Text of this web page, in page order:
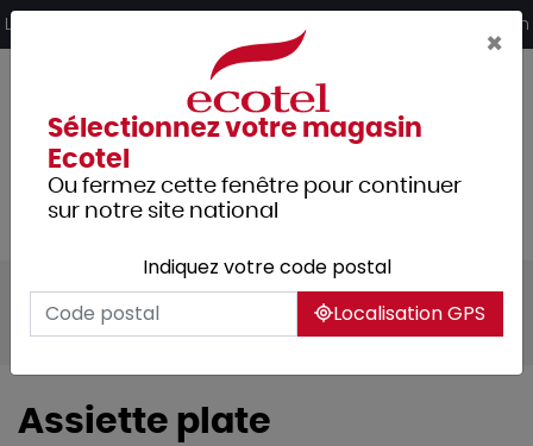
Livraison offerte dès 249€ HT d’achat et retrait 2h en magasin
Tous les produits
Arts de la table
Vaisselle
Assiettes & services
Assiette plate
×
Sélectionnez votre magasin
Ecotel
Ou fermez cette fenêtre pour continuer
sur notre site national
Indiquez votre code postal
Localisation GPS
Panneau de gestion des cookies